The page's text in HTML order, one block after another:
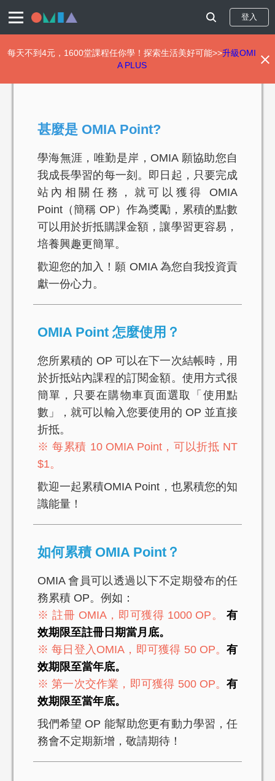
登入
每天不到4元，1600堂課程任你學！探索生活美好可能>>升級OMI
A PLUS
甚麼是 OMIA Point?
學海無涯，唯勤是岸，OMIA 願協助您自
我成長學習的每一刻。即日起，只要完成
站內相關任務，就可以獲得 OMIA
Point（簡稱 OP）作為獎勵，累積的點數
可以用於折抵購課金額，讓學習更容易，
培養興趣更簡單。
歡迎您的加入！願 OMIA 為您自我投資貢
獻一份心力。
OMIA Point 怎麼使用？
您所累積的 OP 可以在下一次結帳時，用
於折抵站內課程的訂閱金額。使用方式很
簡單，只要在購物車頁面選取「使用點
數」，就可以輸入您要使用的 OP 並直接
折抵。
※ 每累積 10 OMIA Point，可以折抵 NT
$1。
歡迎一起累積OMIA Point，也累積您的知
識能量！
如何累積 OMIA Point？
OMIA 會員可以透過以下不定期發布的任
務累積 OP。例如：
※ 註冊 OMIA，即可獲得 1000 OP。
有
效期限至註冊日期當月底。
※ 每日登入OMIA，即可獲得 50 OP。有
效期限至當年底。
※ 第一次交作業，即可獲得 500 OP。有
效期限至當年底。
我們希望 OP 能幫助您更有動力學習，任
務會不定期新增，敬請期待！